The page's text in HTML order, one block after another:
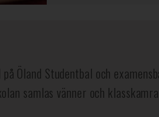
på Öland Studentbal och
samlas vänner och